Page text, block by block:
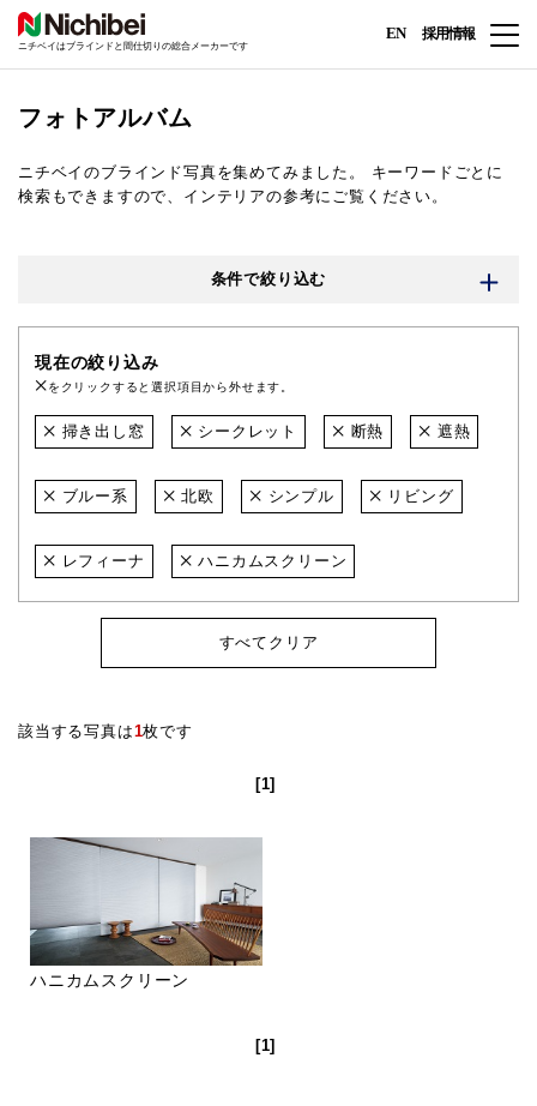
ニチベイはブラインドと間仕切りの総合メーカーです
EN 採用情報
フォトアルバム
ニチベイのブラインド写真を集めてみました。
キーワードごとに
検索もできますので、インテリアの参考にご覧ください。
条件で絞り込む
現在の絞り込み
をクリックすると選択項目から外せます。
掃き出し窓 シークレット 断熱 遮熱
ブルー系 北欧 シンプル リビング
レフィーナ ハニカムスクリーン
すべてクリア
該当する写真は1枚です
[1]
ハニカムスクリーン
[1]